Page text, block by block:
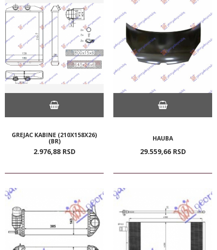
GREJAC KABINE (210X158X26)
(BR)
2.976,88 RSD
HAUBA
29.559,66 RSD